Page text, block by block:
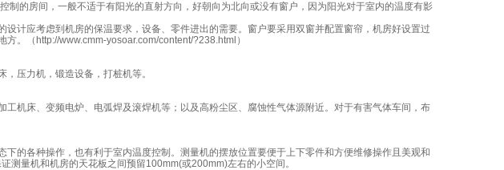
的房间，一般不适于有阳光的直射方向，好朝向为北向或没有窗户，因为阳光对于室内的温度有影
计应考虑到机房的保温要求，设备、零件进出的需要。窗户要采用双窗并配置窗帘，机房好设置过
方。（ http://www.cmm-yosoar.com/content/?238.html ）
压力机，锻造设备，打桩机等。
机床、变频电炉、电弧焊及滚焊机等；以及高粉尘区、腐蚀性气体源附近。对于有害气体车间，布
的各种操作，也有利于室内温度控制。测量机的摆放位置要便于上下零件和方便维修操作且美观和
证测量机和机房的天花板之间预留100mm(或200mm)左右的小空间。